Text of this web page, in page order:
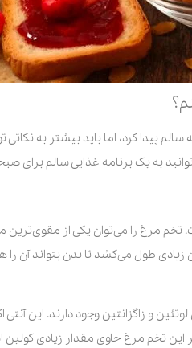
پیدا کرد، اما باید بیشتر به
به یک برنامه غذایی سالم برای
مرغ را می‌توان یکی از مقوی‌ترین
زیادی طول می‌کشد تا بدن بتواند آن
و زاگزانتین وجود دارند. این آنتی
این تخم مرغ حاوی مقدار زیادی